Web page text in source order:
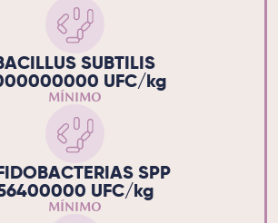
SUBTILIS
UFC/kg
MÍNIMO
SPP
UFC/kg
MÍNIMO